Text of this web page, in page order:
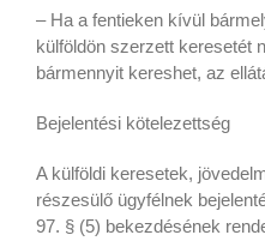
– Ha a fentieken kívül
külföldön szerzett keresetét
bármennyit kereshet, az
Bejelentési kötelezettség
A külföldi keresetek,
részesülő ügyfélnek
97. § (5) bekezdésének